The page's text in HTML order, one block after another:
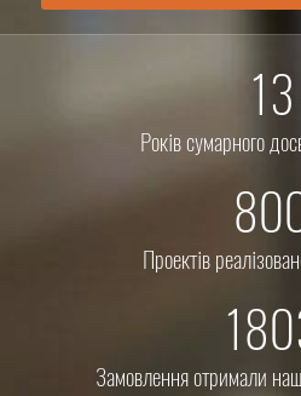
13
Років сумарного
Проектів
Замовлення отримали